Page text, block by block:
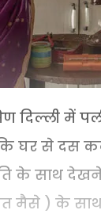
दिल्ली में
घर से दस
के साथ
मैसे ) के